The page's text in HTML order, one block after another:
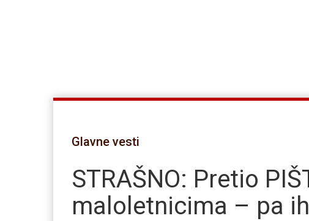
Glavne vesti
STRAŠNO: Pretio
maloletnicima – pa